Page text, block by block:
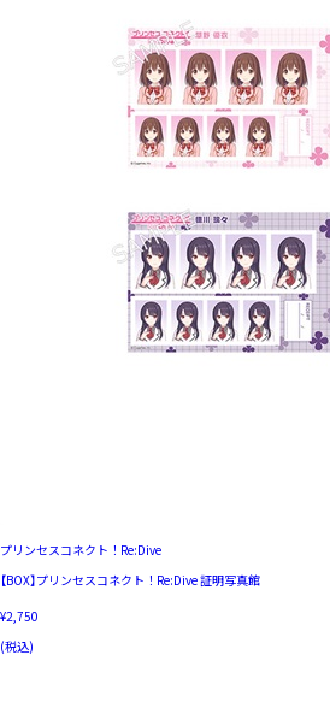
プリンセスコネクト！Re:Dive
【BOX】プリンセスコネクト！Re:Dive 証明写真館
¥2,750
(税込)